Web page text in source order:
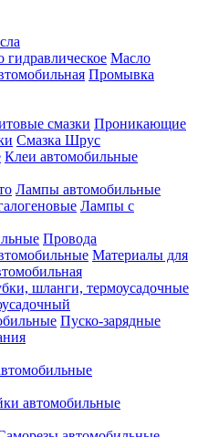
гидравлическое Масло
Промывка
смазки Проникающие
Смазка Шрус
Клеи автомобильные
Лампы автомобильные
Лампы с
Провода
Материалы для
шланги, термоусадочные
Пуско-зарядные
автомобильные